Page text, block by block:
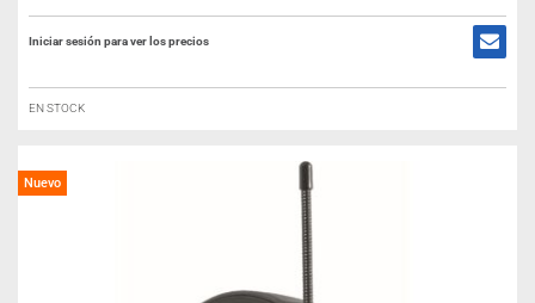
Iniciar sesión para ver los precios
EN STOCK
Nuevo